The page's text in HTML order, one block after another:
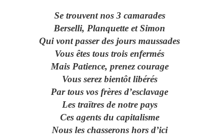
Se trouvent nos 3 camarades
Berselli, Planquette et Simon
Qui vont passer des jours maussades
Vous êtes tous trois enfermés
Mais Patience, prenez courage
Vous serez bientôt libérés
Par tous vos frères d’esclavage
Les traïtres de notre pays
Ces agents du capitalisme
Nous les chasserons hors d’ici